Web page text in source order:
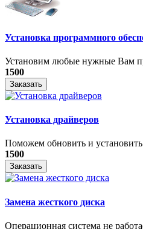
Установка программного
Установим любые нужные Вам
1500
Заказать
Установка драйверов
Поможем обновить и
1500
Заказать
Замена жесткого диска
Операционная система не